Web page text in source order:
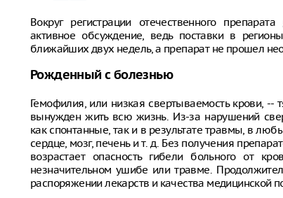
Вокруг регистрации отечественного
активное обсуждение, ведь поставки в
ближайших двух недель, а препарат не прошел
Рожденный с болезнью
Гемофилия, или низкая свертываемость крови,
вынужден жить всю жизнь. Из-за нарушений
как спонтанные, так и в результате травмы, в
сердце, мозг, печень и т. д. Без получения
возрастает опасность гибели больного от
незначительном ушибе или травме.
распоряжении лекарств и качества медицинской